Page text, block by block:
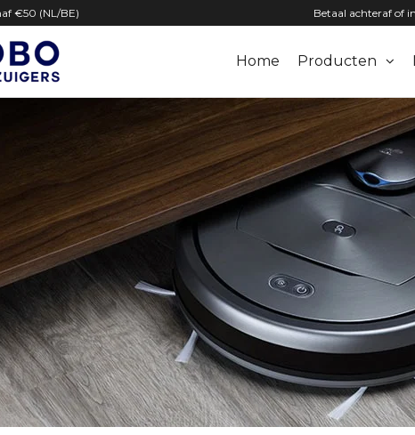
€50 (NL/BE) Betaal achteraf of
Robostofzuigers.nl
aankoop
Home Producten